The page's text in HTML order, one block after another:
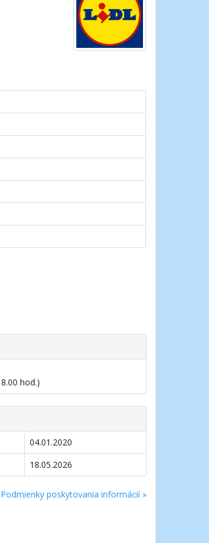
hod.)
04.01.2020
18.05.2026
Podmienky poskytovania informácií »